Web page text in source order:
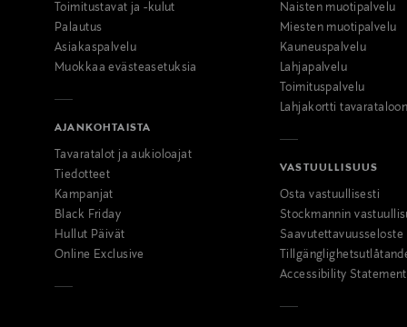
Toimitustavat ja -kulut
Palautus
Asiakaspalvelu
Muokkaa evästeasetuksia
AJANKOHTAISTA
Tavaratalot ja aukioloajat
Tiedotteet
Kampanjat
Black Friday
Hullut Päivät
Online Exclusive
Naisten muotipalvelu
Miesten muotipalvelu
Kauneuspalvelu
Lahjapalvelu
Toimituspalvelu
Lahjakortti tavarataloon
VASTUULLISUUS
Osta vastuullisesti
Stockmannin
Saavutettavuusseloste
Accessibility Statement